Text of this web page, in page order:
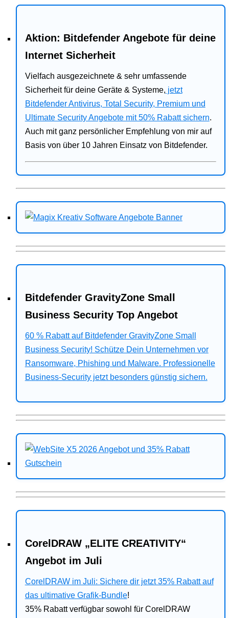
Aktion: Bitdefender Angebote für deine
Internet Sicherheit
Vielfach ausgezeichnete & sehr umfassende
Sicherheit für deine Geräte & Systeme, jetzt
Bitdefender Antivirus, Total Security, Premium und
Ultimate Security Angebote mit 50% Rabatt sichern.
Auch mit ganz persönlicher Empfehlung von mir auf
Basis von über 10 Jahren Einsatz von Bitdefender.
Bitdefender GravityZone Small
Business Security Top Angebot
60 % Rabatt auf Bitdefender GravityZone Small
Business Security! Schütze Dein Unternehmen vor
Ransomware, Phishing und Malware. Professionelle
Business-Security jetzt besonders günstig sichern.
CorelDRAW „ELITE CREATIVITY“
Angebot im Juli
CorelDRAW im Juli: Sichere dir jetzt 35% Rabatt auf
das ultimative Grafik-Bundle!
35% Rabatt verfügbar sowohl für CorelDRAW